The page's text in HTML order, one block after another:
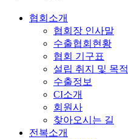
협회소개
협회장 인사말
수출협회현황
협회 기구표
설립 취지 및 목적
수출정보
CI소개
회원사
찾아오시는 길
전복소개